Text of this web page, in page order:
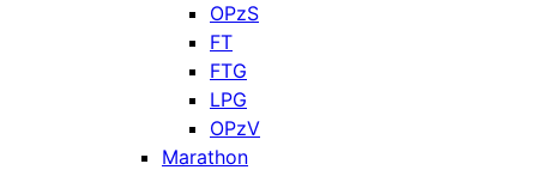
OPzS
FT
FTG
LPG
OPzV
Marathon